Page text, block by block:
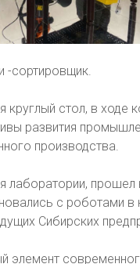
-сортировщик.
круглый стол, в ходе
развития
производства.
лаборатории,
с роботами в
Сибирских
элемент